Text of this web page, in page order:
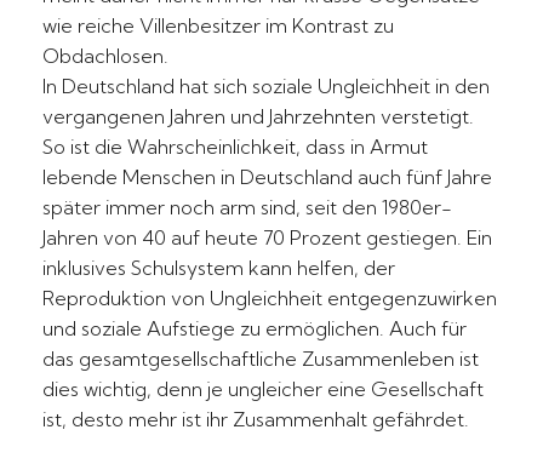
wie reiche Villenbesitzer im Kontrast zu
Obdachlosen.
In Deutschland hat sich soziale Ungleichheit in den
vergangenen Jahren und Jahrzehnten verstetigt.
So ist die Wahrscheinlichkeit, dass in Armut
lebende Menschen in Deutschland auch fünf Jahre
später immer noch arm sind, seit den 1980er-
Jahren von 40 auf heute 70 Prozent gestiegen. Ein
inklusives Schulsystem kann helfen, der
Reproduktion von Ungleichheit entgegenzuwirken
und soziale Aufstiege zu ermöglichen. Auch für
das gesamtgesellschaftliche Zusammenleben ist
dies wichtig, denn je ungleicher eine Gesellschaft
ist, desto mehr ist ihr Zusammenhalt gefährdet.